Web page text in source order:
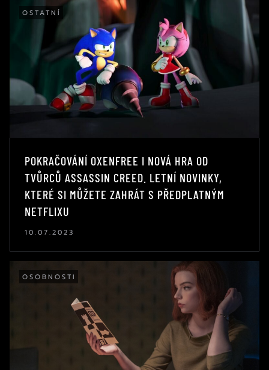
OSTATNÍ
POKRAČOVÁNÍ OXENFREE I NOVÁ HRA OD
TVŮRCŮ ASSASSIN CREED. LETNÍ NOVINKY,
KTERÉ SI MŮŽETE ZAHRÁT S PŘEDPLATNÝM
NETFLIXU
10.07.2023
OSOBNOSTI